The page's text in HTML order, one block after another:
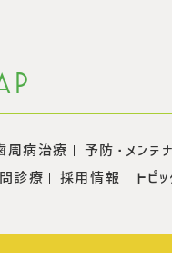
周病治療 予防・メンテ
診療 採用情報 トピッ